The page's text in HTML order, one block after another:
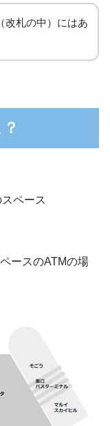
改札の中）にはあ
ペース
ースのATMの場